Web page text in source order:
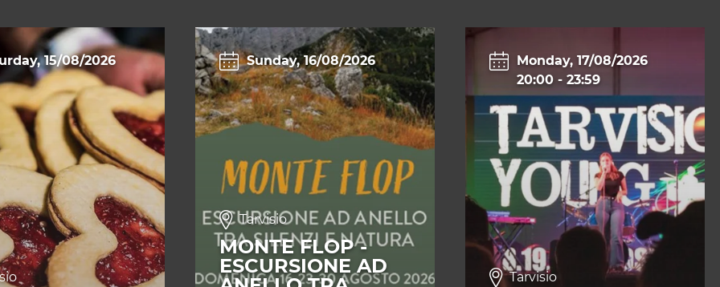
15/08/2026 Sunday, 16/08/2026
Tarvisio
MONTE FLOP -
ESCURSIONE AD
Monday, 17/08/2026
20:00 - 23:59
Tarvisio